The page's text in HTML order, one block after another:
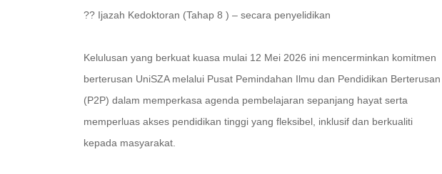
?? Ijazah Kedoktoran (Tahap 8 ) – secara penyelidikan
Kelulusan yang berkuat kuasa mulai 12 Mei 2026 ini mencerminkan komitmen
berterusan UniSZA melalui Pusat Pemindahan Ilmu dan Pendidikan Berterusan
(P2P) dalam memperkasa agenda pembelajaran sepanjang hayat serta
memperluas akses pendidikan tinggi yang fleksibel, inklusif dan berkualiti
kepada masyarakat.